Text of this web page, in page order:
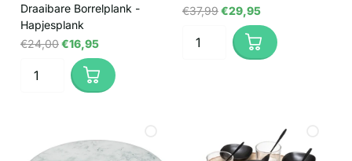
Draaibare Borrelplank -
Hapjesplank
€24,00€16,95
€37,99€29,95